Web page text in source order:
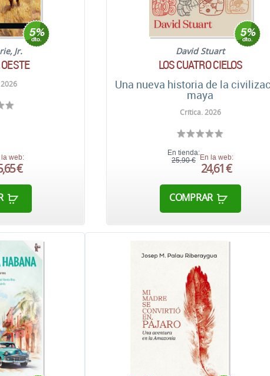
Jr.
web:
€
David Stuart
LOS CUATRO CIELOS
Una nueva historia de la
maya
Crítica. 2026
En tienda:
25,90 € En la web:
24,61 €
COMPRAR